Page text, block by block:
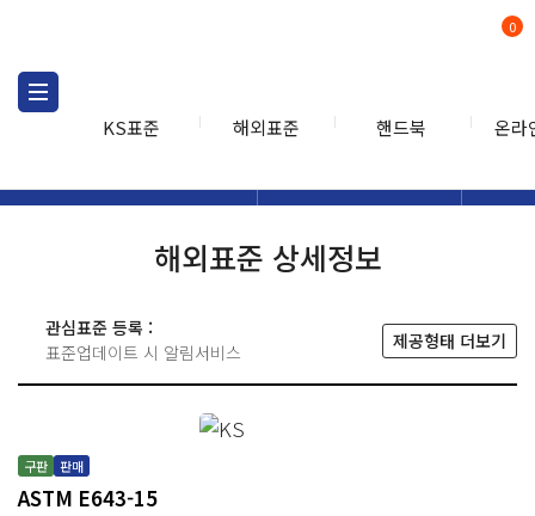
KS표준 해외표준 핸드북 온라
0
해외표준 상세정보
관심표준 등록 :
표준업데이트 시 알림서비스
제공형태 더보기
구판 판매
ASTM E643-15